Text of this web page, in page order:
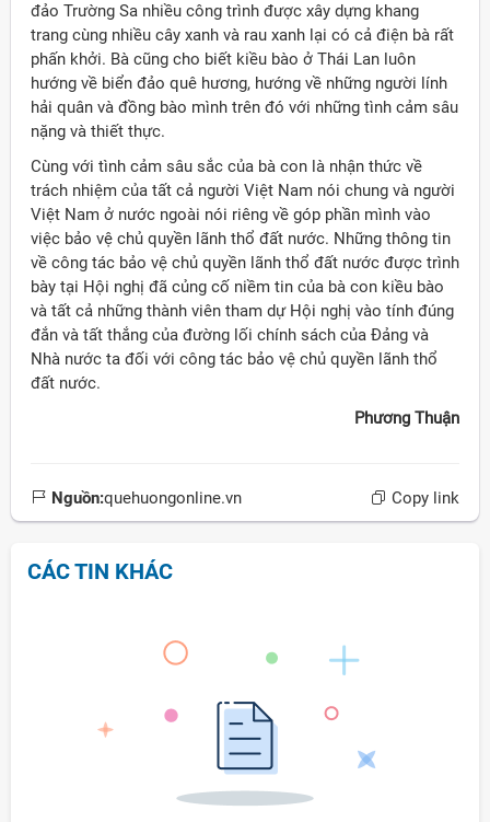
đảo Trường Sa nhiều công trình được xây dựng khang
trang cùng nhiều cây xanh và rau xanh lại có cả điện bà rất
phấn khởi. Bà cũng cho biết kiều bào ở Thái Lan luôn
hướng về biển đảo quê hương, hướng về những người lính
hải quân và đồng bào mình trên đó với những tình cảm sâu
nặng và thiết thực.
Cùng với tình cảm sâu sắc của bà con là nhận thức về
trách nhiệm của tất cả người Việt Nam nói chung và người
Việt Nam ở nước ngoài nói riêng về góp phần mình vào
việc bảo vệ chủ quyền lãnh thổ đất nước. Những thông tin
về công tác bảo vệ chủ quyền lãnh thổ đất nước được trình
bày tại Hội nghị đã củng cố niềm tin của bà con kiều bào
và tất cả những thành viên tham dự Hội nghị vào tính đúng
đắn và tất thắng của đường lối chính sách của Đảng và
Nhà nước ta đối với công tác bảo vệ chủ quyền lãnh thổ
đất nước.
Phương Thuận
Nguồn:quehuongonline.vn Copy link
CÁC TIN KHÁC